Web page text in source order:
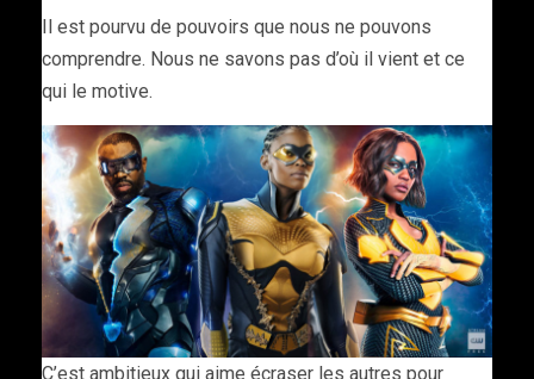
Il est pourvu de pouvoirs que nous ne pouvons
comprendre. Nous ne savons pas d’où il vient et ce
qui le motive.
C’est ambitieux qui aime écraser les autres pour